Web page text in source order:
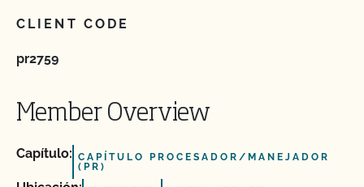
CLIENT CODE
pr2759
Member Overview
Capítulo: CAPÍTULO PROCESADOR/MANEJADOR
(PR)